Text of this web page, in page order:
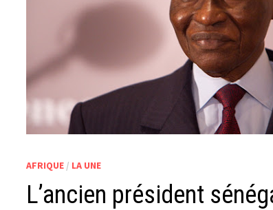
AFRIQUE / LA UNE
L’ancien président